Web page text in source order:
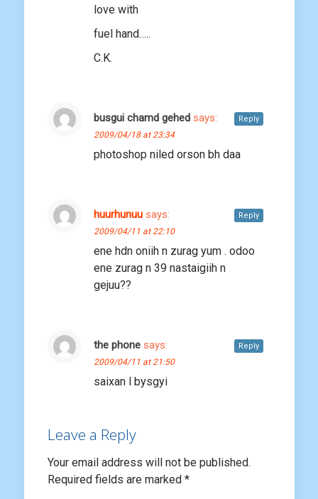
love with
fuel hand…..
C.K.
busgui chamd gehed says:
2009/04/18 at 23:34
photoshop niled orson bh daa
Reply
huurhunuu says:
2009/04/11 at 22:10
ene hdn oniih n zurag yum . odoo
ene zurag n 39 nastaigiih n
gejuu??
Reply
the phone says:
2009/04/11 at 21:50
saixan l bysgyi
Reply
Leave a Reply
Your email address will not be published.
Required fields are marked *